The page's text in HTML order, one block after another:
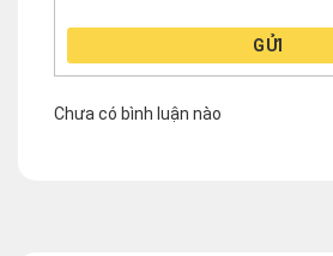
GỬI
Chưa có bình luận nào